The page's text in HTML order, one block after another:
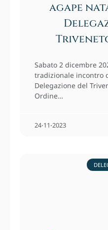
agape
Sabato 2 dicembre
tradizionale incontro
Delegazione del
Ordine…
24⋅11⋅2023